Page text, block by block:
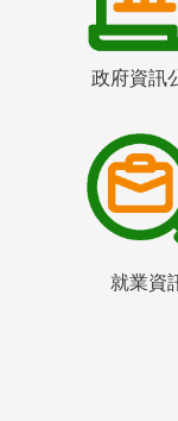
政府資訊
就業資